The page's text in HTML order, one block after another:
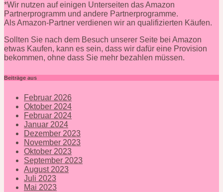
*Wir nutzen auf einigen Unterseiten das Amazon
Partnerprogramm und andere Partnerprogramme.
Als Amazon-Partner verdienen wir an qualifizierten Käufen.
Sollten Sie nach dem Besuch unserer Seite bei Amazon
etwas Kaufen, kann es sein, dass wir dafür eine Provision
bekommen, ohne dass Sie mehr bezahlen müssen.
Beiträge aus
Februar 2026
Oktober 2024
Februar 2024
Januar 2024
Dezember 2023
November 2023
Oktober 2023
September 2023
August 2023
Juli 2023
Mai 2023